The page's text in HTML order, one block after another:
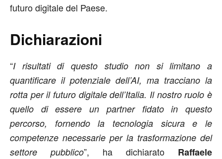
futuro digitale del Paese.
Dichiarazioni
“I risultati di questo studio non si limitano a
quantificare il potenziale dell’AI, ma tracciano la
rotta per il futuro digitale dell’Italia. Il nostro ruolo è
quello di essere un partner fidato in questo
percorso, fornendo la tecnologia sicura e le
competenze necessarie per la trasformazione del
settore pubblico”, ha dichiarato Raffaele